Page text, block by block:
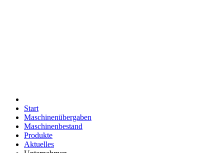
Start
Maschinenübergaben
Maschinenbestand
Produkte
Aktuelles